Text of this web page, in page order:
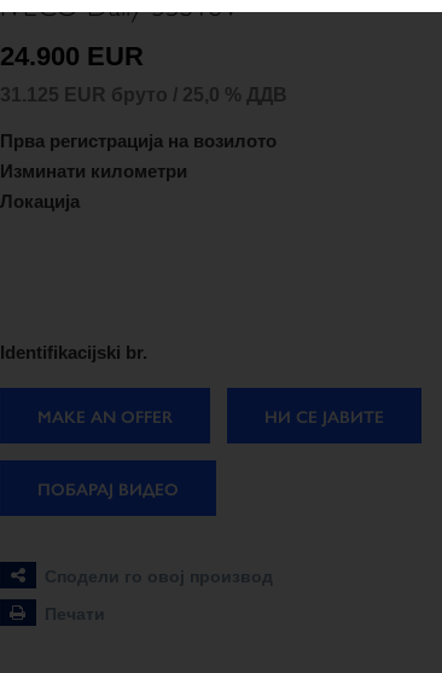
24.900 EUR
31.125 EUR бруто / 25,0 % ДДВ
Прва регистрација на возилото
Изминати километри
Локација
Identifikacijski br.
MAKE AN OFFER НИ СЕ ЈАВИТЕ
ПОБАРАЈ ВИДЕО
Сподели го овој производ
Печати